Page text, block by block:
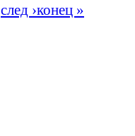
след ›конец »